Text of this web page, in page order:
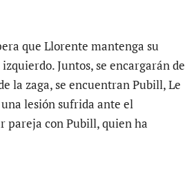
que Llorente mantenga su
Juntos, se encargarán de
la zaga, se encuentran Pubill, Le
lesión sufrida ante el
pareja con Pubill, quien ha